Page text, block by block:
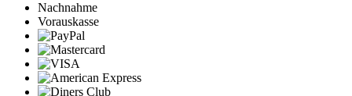
Nachnahme
Vorauskasse